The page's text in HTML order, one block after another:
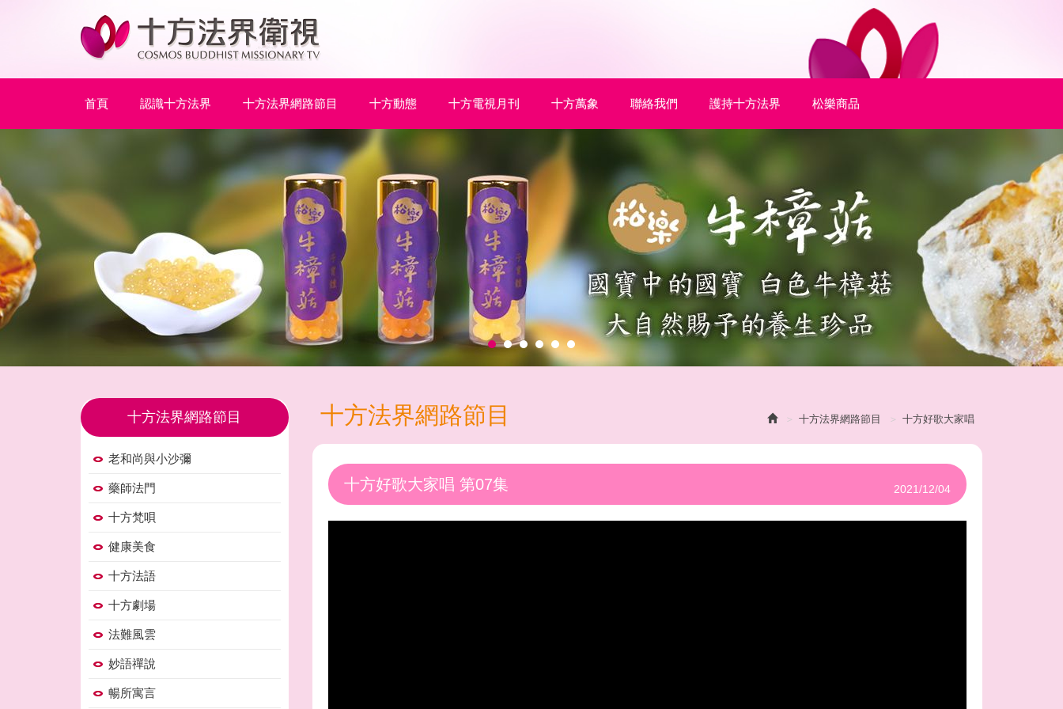
首頁 認識十方法界 十方法界網路節目 十方動態 十方電視月刊 十方萬象 聯絡我們 護持十方法界 松樂商品
十方法界網路節目
老和尚與小沙彌
藥師法門
十方梵唄
健康美食
十方法語
十方劇場
法難風雲
妙語禪說
暢所寓言
十方法界網路節目 十方好歌大家唱
十方法界網路節目
十方好歌大家唱 第07集 2021/12/04